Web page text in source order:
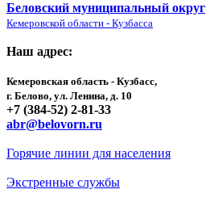
Беловский муниципальный округ
Кемеровской области - Кузбасса
Наш адрес:
Кемеровская область - Кузбасс,
г. Белово, ул. Ленина, д. 10
+7 (384-52) 2-81-33
abr@belovorn.ru
Горячие линии для населения
Экстренные службы